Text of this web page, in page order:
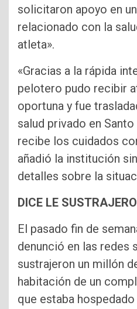
solicitaron apoyo en
relacionado con la
atleta».
«Gracias a la rápida
pelotero pudo recibir
oportuna y fue
salud privado en
recibe los cuidados
añadió la institución
detalles sobre la
DICE LE
El pasado fin de
denunció en las redes
sustrajeron un millón
habitación de un
que estaba